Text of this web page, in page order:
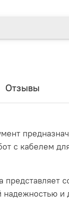
Отзывы
с кабелем
надежностью и